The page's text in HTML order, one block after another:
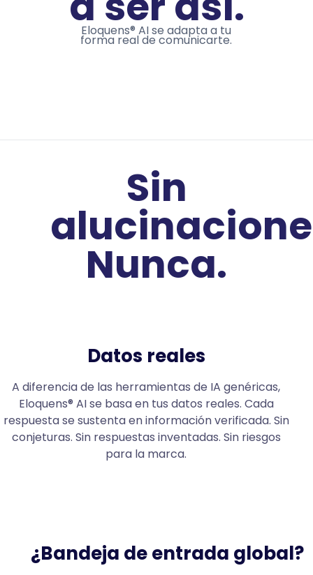
Eloquens® AI se adapta a tu
forma real de comunicarte.
Sin
Nunca.
Datos reales
A diferencia de las herramientas de IA genéricas,
Eloquens® AI se basa en tus datos reales. Cada
respuesta se sustenta en información verificada. Sin
conjeturas. Sin respuestas inventadas. Sin riesgos
para la marca.
¿Bandeja de entrada global?